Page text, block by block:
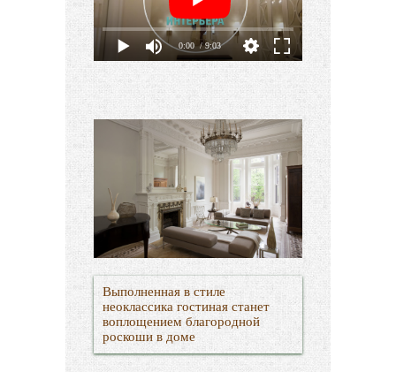
0:00 / 9:03
Выполненная в стиле
неоклассика гостиная станет
воплощением благородной
роскоши в доме